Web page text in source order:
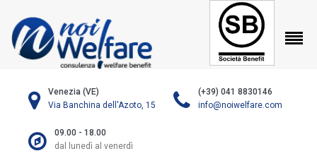
Venezia (VE)
Via Banchina dell'Azoto, 15
(+39) 041 8830146
info@noiwelfare.com
09.00 - 18.00
dal lunedì al venerdì